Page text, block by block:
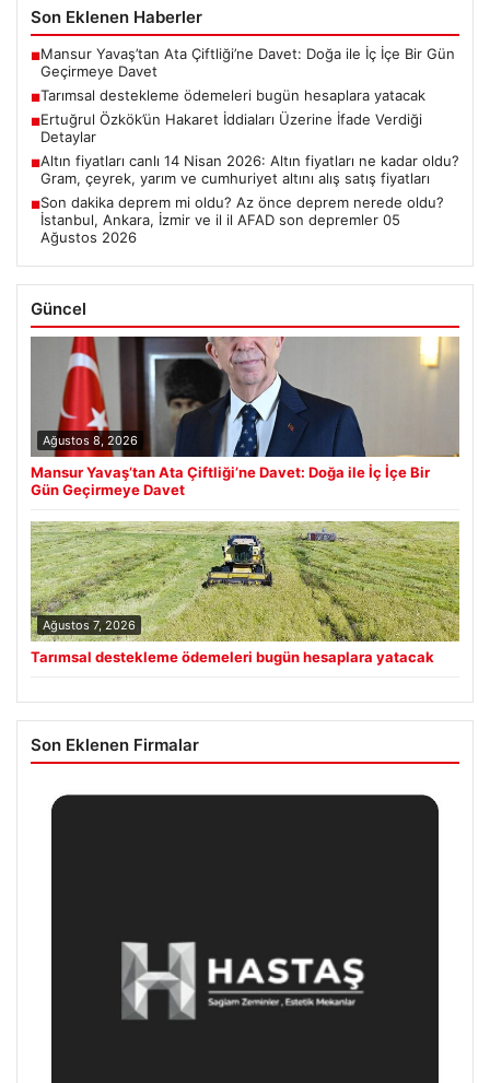
Son Eklenen Haberler
■Mansur Yavaş’tan Ata Çiftliği’ne Davet: Doğa ile İç İçe Bir Gün
Geçirmeye Davet
■Tarımsal destekleme ödemeleri bugün hesaplara yatacak
■Ertuğrul Özkök’ün Hakaret İddiaları Üzerine İfade Verdiği
Detaylar
■Altın fiyatları canlı 14 Nisan 2026: Altın fiyatları ne kadar oldu?
Gram, çeyrek, yarım ve cumhuriyet altını alış satış fiyatları
■Son dakika deprem mi oldu? Az önce deprem nerede oldu?
İstanbul, Ankara, İzmir ve il il AFAD son depremler 05
Ağustos 2026
Güncel
Ağustos 8, 2026
Mansur Yavaş’tan Ata Çiftliği’ne Davet: Doğa ile İç İçe Bir
Gün Geçirmeye Davet
Ağustos 7, 2026
Tarımsal destekleme ödemeleri bugün hesaplara yatacak
Son Eklenen Firmalar